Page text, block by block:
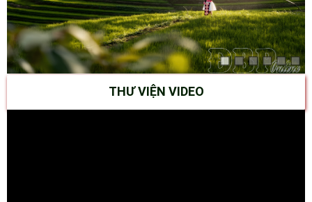
THƯ VIỆN VIDEO